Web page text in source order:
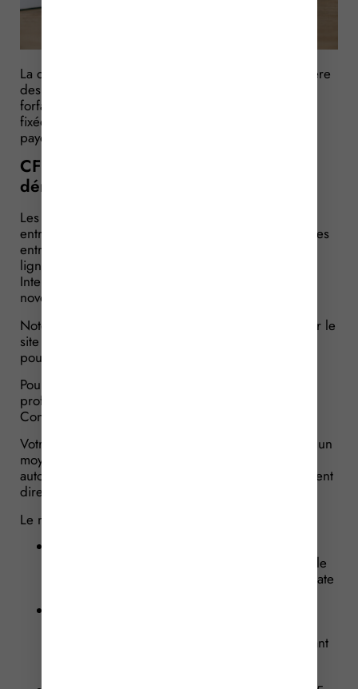
La date limite de paiement de votre cotisation foncière
des entreprises (CFE) et/ou de votre imposition
forfaitaire sur les entreprises de réseaux (IFER) est
fixée au 15 décembre 2025 à minuit. Comment les
payer ?
CFE 2025 : un paiement par voie
dématérialisée !
Les avis d’imposition de cotisation foncière des
entreprises (CFE) et/ou d’imposition forfaitaire sur les
entreprises de réseaux (IFER) sont disponibles en
ligne, dans votre espace professionnel sur le site
Internet des impôts (impots.gouv.fr) depuis le 3
novembre 2025.
Notez que la création d’un espace professionnel sur le
site Internet des impôts est un préalable obligatoire
pour consulter et payer l’avis de CFE.
Pour le consulter, connectez-vous à votre espace
professionnel sur impots.gouv.fr et cliquez sur «
Consulter > Avis C.F.E ».
Votre cotisation doit être payée obligatoirement par un
moyen de paiement dématérialisé : le prélèvement
automatique (mensuel ou à l’échéance) ou le paiement
direct en ligne.
Le montant de l’imposition peut être réglé :
professionnels déjà titulaires d’un tel contrat : le
prélèvement se fera dans les jours suivant la date
minuit sur le site impots.gouv.fr ou en contactant